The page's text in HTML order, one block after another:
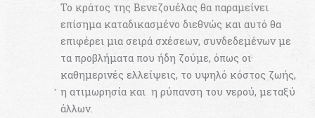
Το κράτος της Βενεζουέλας θα παραμείνει
επίσημα καταδικασμένο διεθνώς και αυτό θα
επιφέρει μια σειρά σχέσεων, συνδεδεμένων με
τα προβλήματα που ήδη ζούμε, όπως οι
καθημερινές ελλείψεις, το υψηλό κόστος ζωής,
η ατιμωρησία και η ρύπανση του νερού, μεταξύ
άλλων.